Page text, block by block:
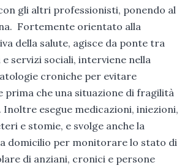
gli altri professionisti, ponendo al
Fortemente orientato alla
della salute, agisce da ponte tra
servizi sociali, interviene nella
croniche per evitare
prima che una situazione di fragilità
Inoltre esegue medicazioni, iniezioni,
e stomie, e svolge anche la
domicilio per monitorare lo stato di
di anziani, cronici e persone